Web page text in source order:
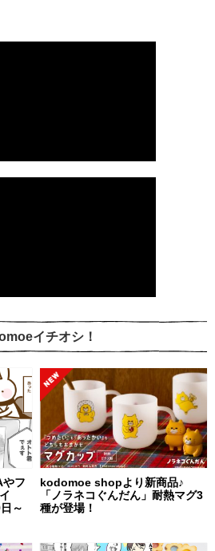
イチオシ！
やフ
～
kodomoe shopより新商品♪
「ノラネコぐんだん」耐熱マグ3
種が登場！